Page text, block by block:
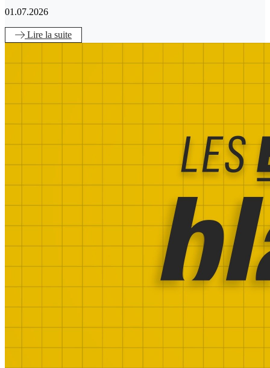
01.07.2026
Lire la suite